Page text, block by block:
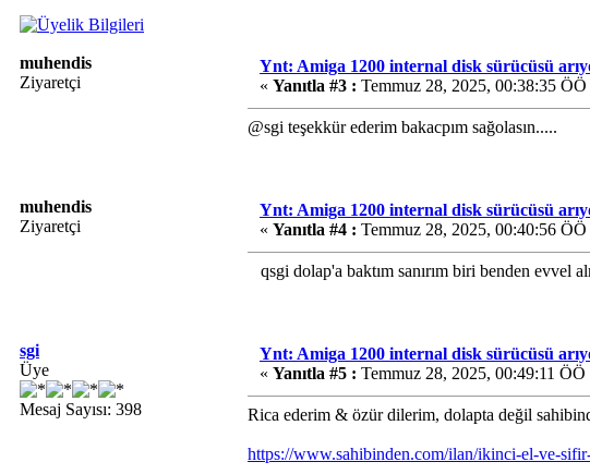
muhendis
Ziyaretçi
Ynt: Amiga 1200 internal disk sürücüsü
« Yanıtla #3 : Temmuz 28, 2025, 00:38:35 ÖÖ
@sgi teşekkür ederim bakacpım sağolasın.....
muhendis
Ziyaretçi
Ynt: Amiga 1200 internal disk sürücüsü
« Yanıtla #4 : Temmuz 28, 2025, 00:40:56 ÖÖ
qsgi dolap'a baktım sanırım biri benden evvel
sgi
Üye
Mesaj Sayısı: 398
Ynt: Amiga 1200 internal disk sürücüsü
« Yanıtla #5 : Temmuz 28, 2025, 00:49:11 ÖÖ
Rica ederim & özür dilerim, dolapta değil
https://www.sahibinden.com/ilan/ikinci-el-ve-